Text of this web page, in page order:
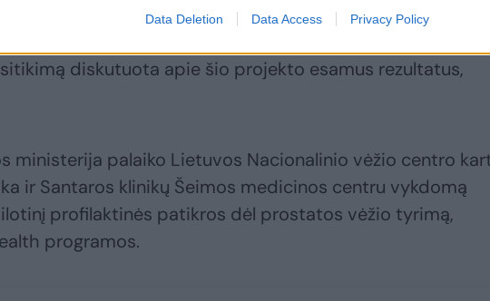
Data Deletion Data Access Privacy Policy
gydytojas urologas, pagrindinis projekto PRAISE-U
Patašius, PRAISE-U tyrėja, gydytoja urologė Ugnė
diskutuota apie šio projekto esamus rezultatus,
ministerija palaiko Lietuvos Nacionalinio vėžio centro
ir Santaros klinikų Šeimos medicinos centru vykdomą
profilaktinės patikros dėl prostatos vėžio tyrimą,
programos.